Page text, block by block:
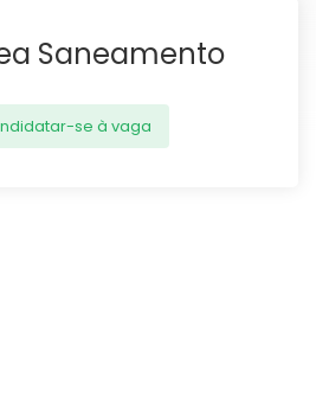
Saneamento
se à vaga